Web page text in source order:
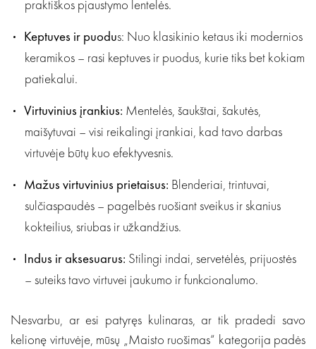
praktiškos pjaustymo lentelės.
Keptuves ir puodus: Nuo klasikinio ketaus iki modernios
keramikos – rasi keptuves ir puodus, kurie tiks bet kokiam
patiekalui.
Virtuvinius įrankius: Mentelės, šaukštai, šakutės,
maišytuvai – visi reikalingi įrankiai, kad tavo darbas
virtuvėje būtų kuo efektyvesnis.
Mažus virtuvinius prietaisus: Blenderiai, trintuvai,
sulčiaspaudės – pagelbės ruošiant sveikus ir skanius
kokteilius, sriubas ir užkandžius.
Indus ir aksesuarus: Stilingi indai, servetėlės, prijuostės
– suteiks tavo virtuvei jaukumo ir funkcionalumo.
Nesvarbu, ar esi patyręs kulinaras, ar tik pradedi savo
kelionę virtuvėje, mūsų „Maisto ruošimas“ kategorija padės